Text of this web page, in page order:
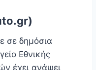
σε δημόσια
Εθνικής
έχει ανάψει